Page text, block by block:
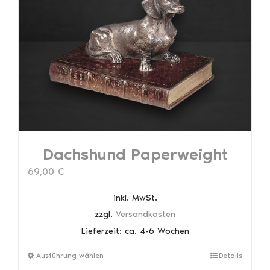
Dachshund Paperweight
69,00 €
inkl. MwSt.
zzgl. Versandkosten
Lieferzeit: ca. 4-6 Wochen
Ausführung wählen Details